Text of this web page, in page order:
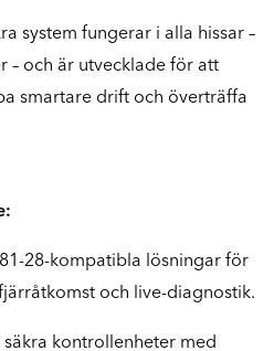
system fungerar i alla hissar –
– och är utvecklade för att
smartare drift och överträffa
28-kompatibla lösningar för
och live-diagnostik.
säkra kontrollenheter med